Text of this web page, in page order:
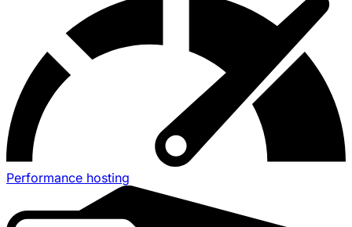
Performance hosting